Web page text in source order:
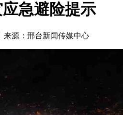
急避险提示
来源：邢台新闻传媒中心